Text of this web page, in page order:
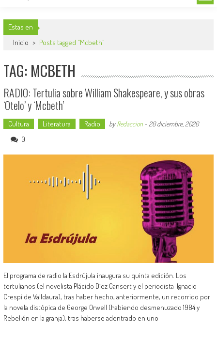
Estas en
Inicio > Posts tagged "Mcbeth"
TAG: MCBETH
RADIO: Tertulia sobre William Shakespeare, y sus obras
‘Otelo’ y ‘Mcbeth’
Cultura Literatura Radio byRedaccion- 20 diciembre, 2020
0
El programa de radio la Esdrújula inaugura su quinta edición. Los
tertulianos (el novelista Plácido Díez Gansert y el periodista Ignacio
Crespí de Valldaura), tras haber hecho, anteriormente, un recorrido por
la novela distópica de George Orwell (habiendo desmenuzado 1984 y
Rebelión en la granja), tras haberse adentrado en uno